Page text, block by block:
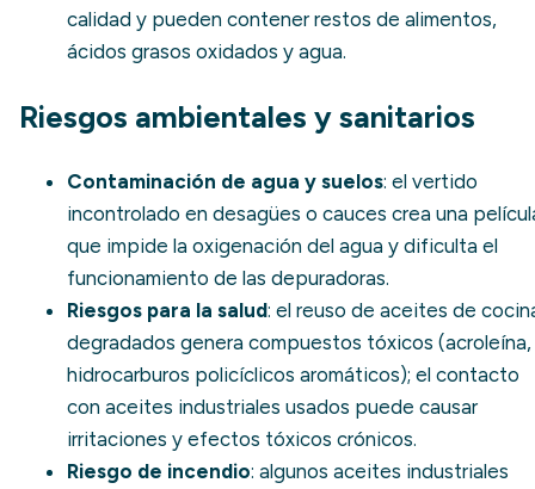
calidad y pueden contener restos de alimentos,
ácidos grasos oxidados y agua.
Riesgos ambientales y sanitarios
Contaminación de agua y suelos: el vertido
incontrolado en desagües o cauces crea una
que impide la oxigenación del agua y dificulta el
funcionamiento de las depuradoras.
Riesgos para la salud: el reuso de aceites de
degradados genera compuestos tóxicos (acroleína,
hidrocarburos policíclicos aromáticos); el contacto
con aceites industriales usados puede causar
irritaciones y efectos tóxicos crónicos.
Riesgo de incendio: algunos aceites industriales